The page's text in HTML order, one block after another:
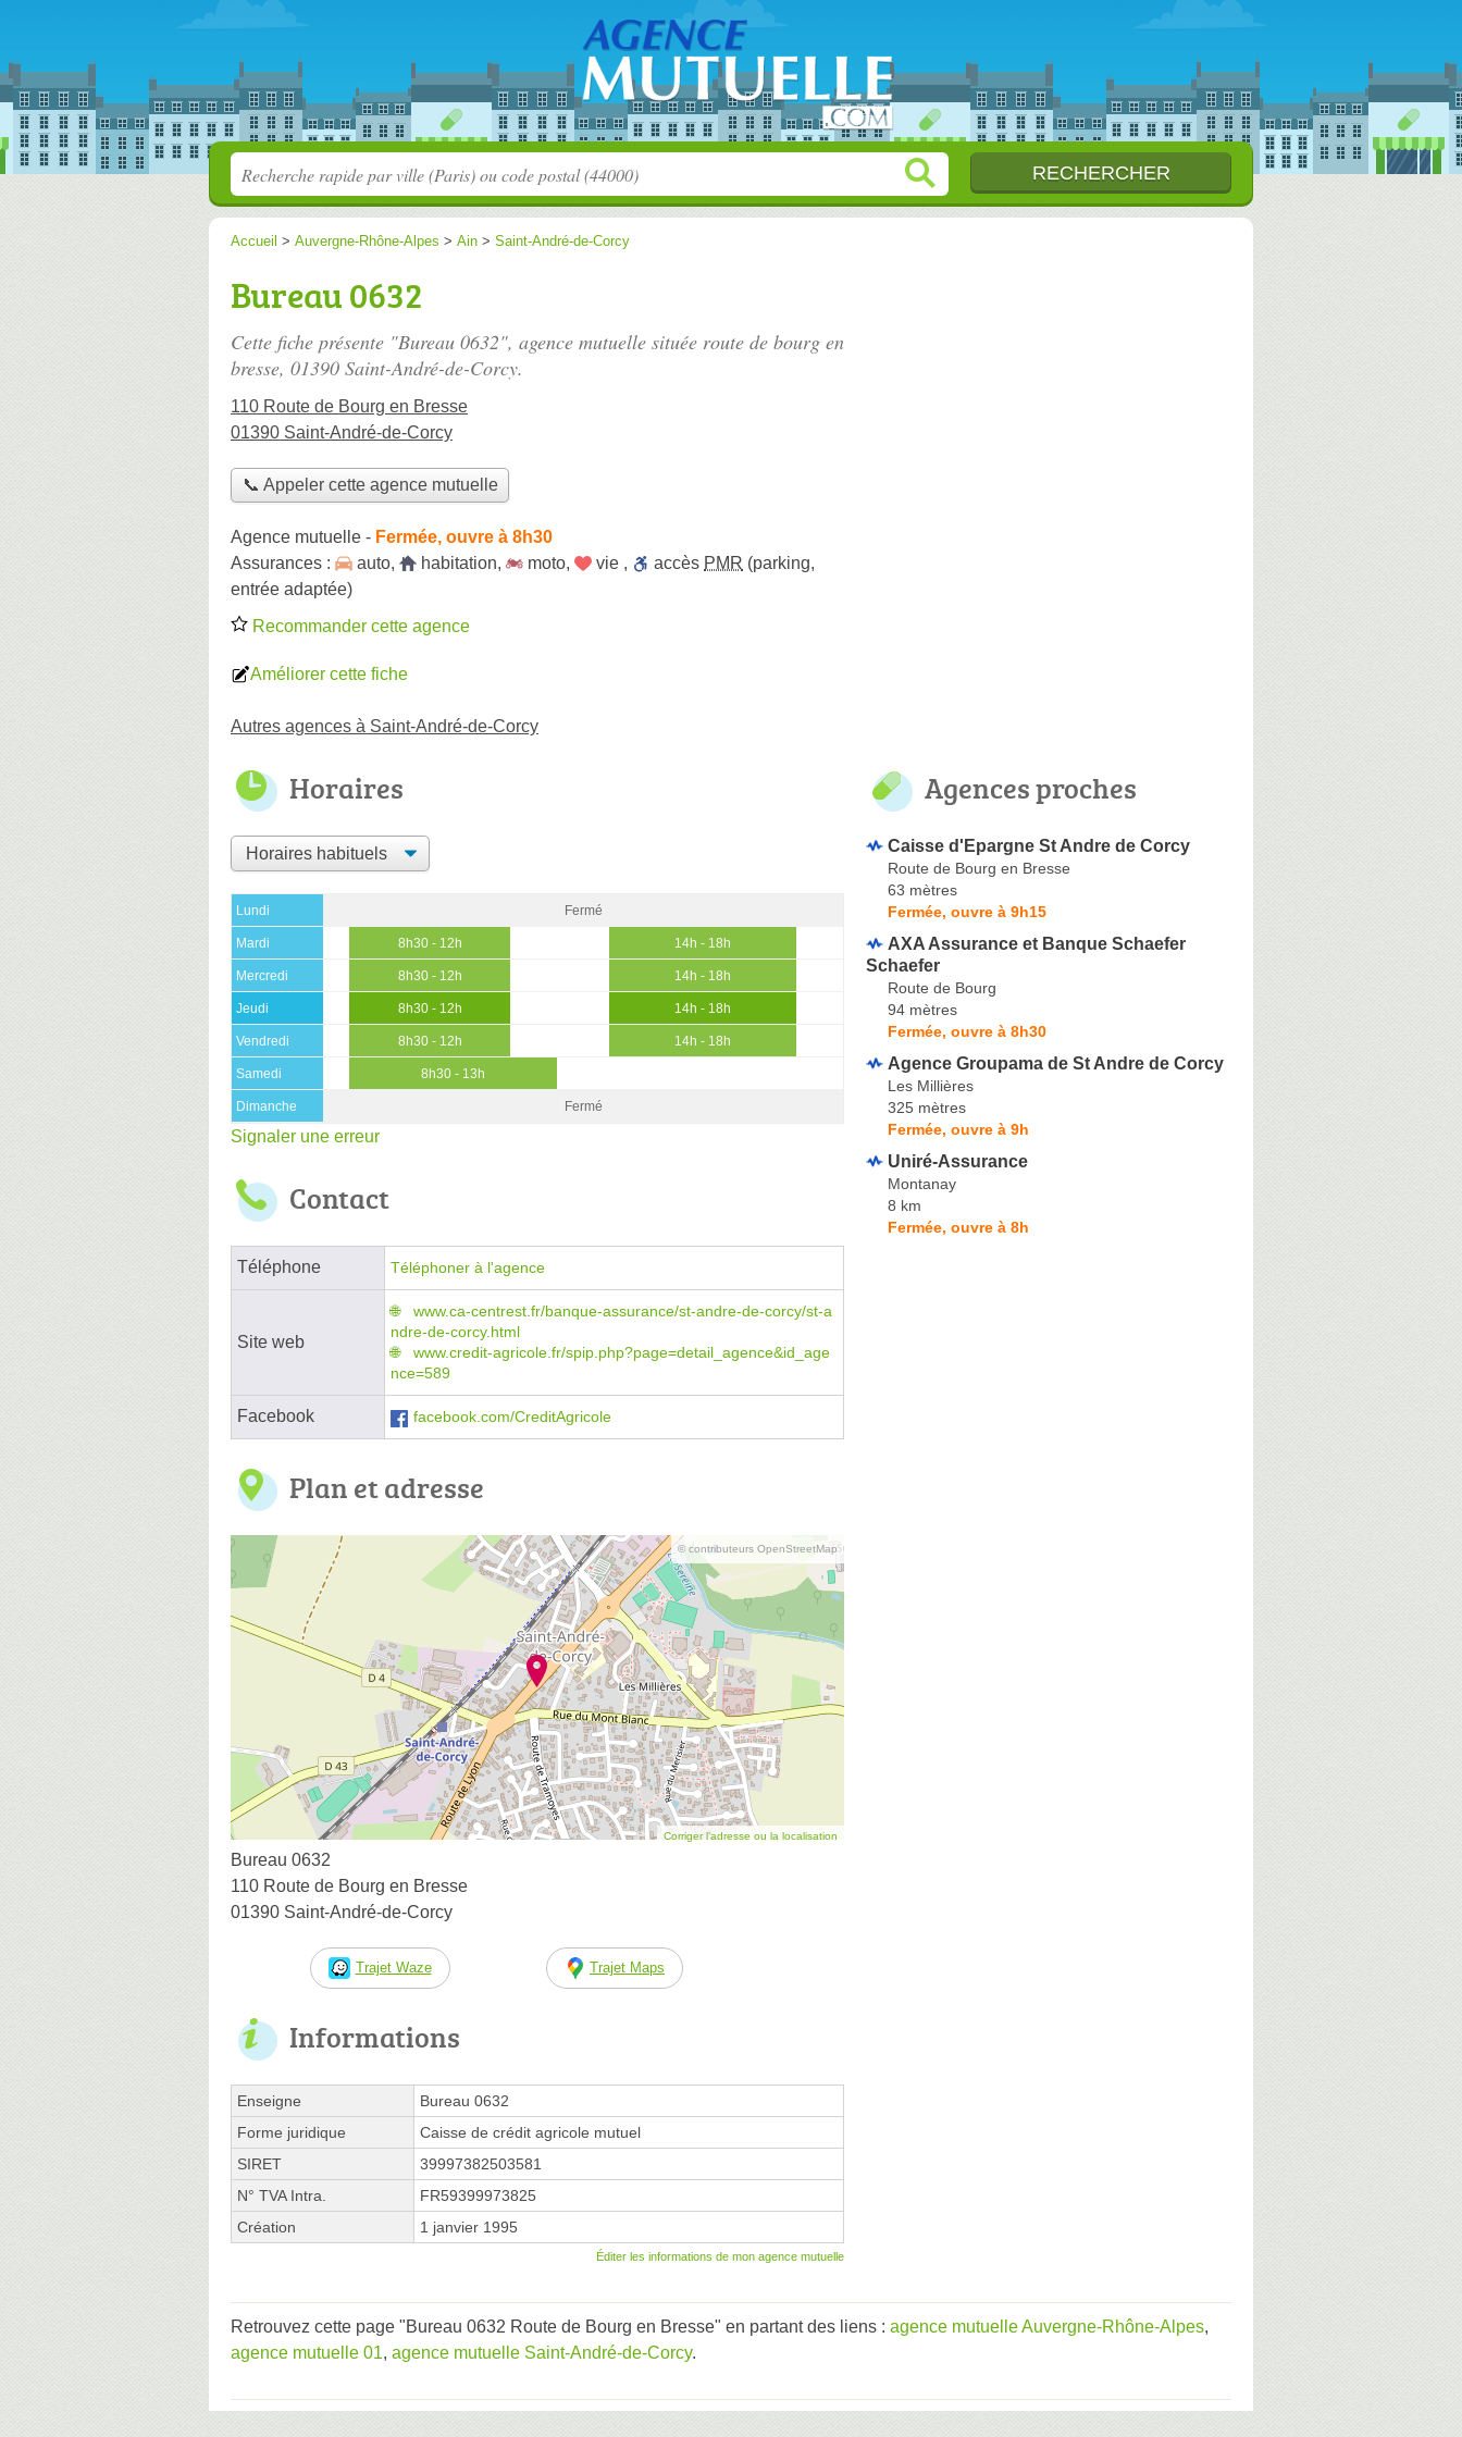
Accueil > Auvergne-Rhône-Alpes > Ain > Saint-André-de-Corcy
Bureau 0632
Cette fiche présente "Bureau 0632", agence mutuelle située route de bourg en
bresse, 01390 Saint-André-de-Corcy.
110 Route de Bourg en Bresse
01390 Saint-André-de-Corcy
📞 Appeler cette agence mutuelle
Agence mutuelle - Fermée, ouvre à 8h30
Assurances :
auto, habitation, moto, vie , accès PMR (parking,
entrée adaptée)
Recommander cette agence
Améliorer cette fiche
Autres agences à Saint-André-de-Corcy
Horaires
Lundi Fermé
Mardi 8h30 - 12h 14h - 18h
Mercredi 8h30 - 12h 14h - 18h
Jeudi 8h30 - 12h 14h - 18h
Vendredi 8h30 - 12h 14h - 18h
Samedi 8h30 - 13h
Dimanche Fermé
Signaler une erreur
Contact
Téléphone Téléphoner à l'agence
Site web
www.ca-centrest.fr/banque-assurance/st-andre-de-corcy/st-a
ndre-de-corcy.html
www.credit-agricole.fr/spip.php?page=detail_agence&id_age
nce=589
Facebook facebook.com/CreditAgricole
Plan et adresse
© contributeurs OpenStreetMap
Corriger l’adresse ou la localisation
Bureau 0632
110 Route de Bourg en Bresse
01390 Saint-André-de-Corcy
Trajet Waze Trajet Maps
Informations
Enseigne
Bureau 0632
Forme juridique
Caisse de crédit agricole mutuel
SIRET
39997382503581
N° TVA Intra.
FR59399973825
Création
1 janvier 1995
Éditer les informations de mon agence mutuelle
Agences proches
Caisse d'Epargne St Andre de Corcy
Route de Bourg en Bresse
63 mètres
Fermée, ouvre à 9h15
AXA Assurance et Banque Schaefer
Schaefer
Route de Bourg
94 mètres
Fermée, ouvre à 8h30
Agence Groupama de St Andre de Corcy
Les Millières
325 mètres
Fermée, ouvre à 9h
Uniré-Assurance
Montanay
8 km
Fermée, ouvre à 8h
Retrouvez cette page "Bureau 0632 Route de Bourg en Bresse" en partant des liens : agence mutuelle Auvergne-Rhône-Alpes,
agence mutuelle 01, agence mutuelle Saint-André-de-Corcy.